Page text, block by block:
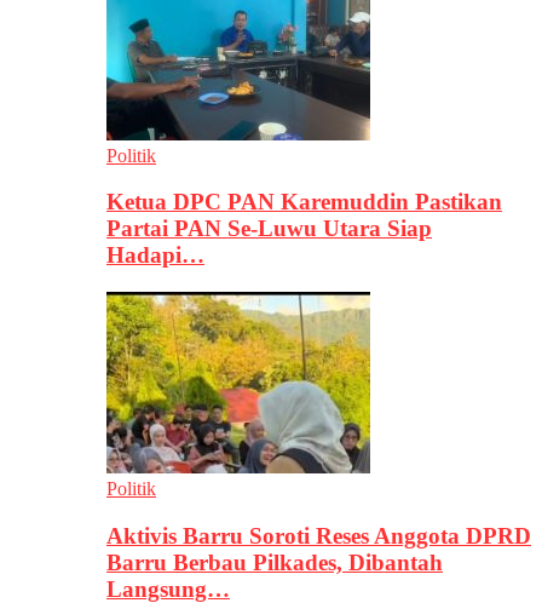
Politik
Ketua DPC PAN Karemuddin Pastikan
Partai PAN Se-Luwu Utara Siap
Hadapi…
Politik
Aktivis Barru Soroti Reses Anggota DPRD
Barru Berbau Pilkades, Dibantah
Langsung…